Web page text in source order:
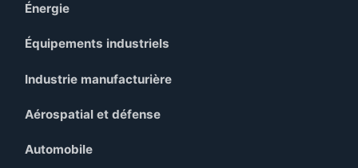
Énergie
Équipements industriels
Industrie manufacturière
Aérospatial et défense
Automobile